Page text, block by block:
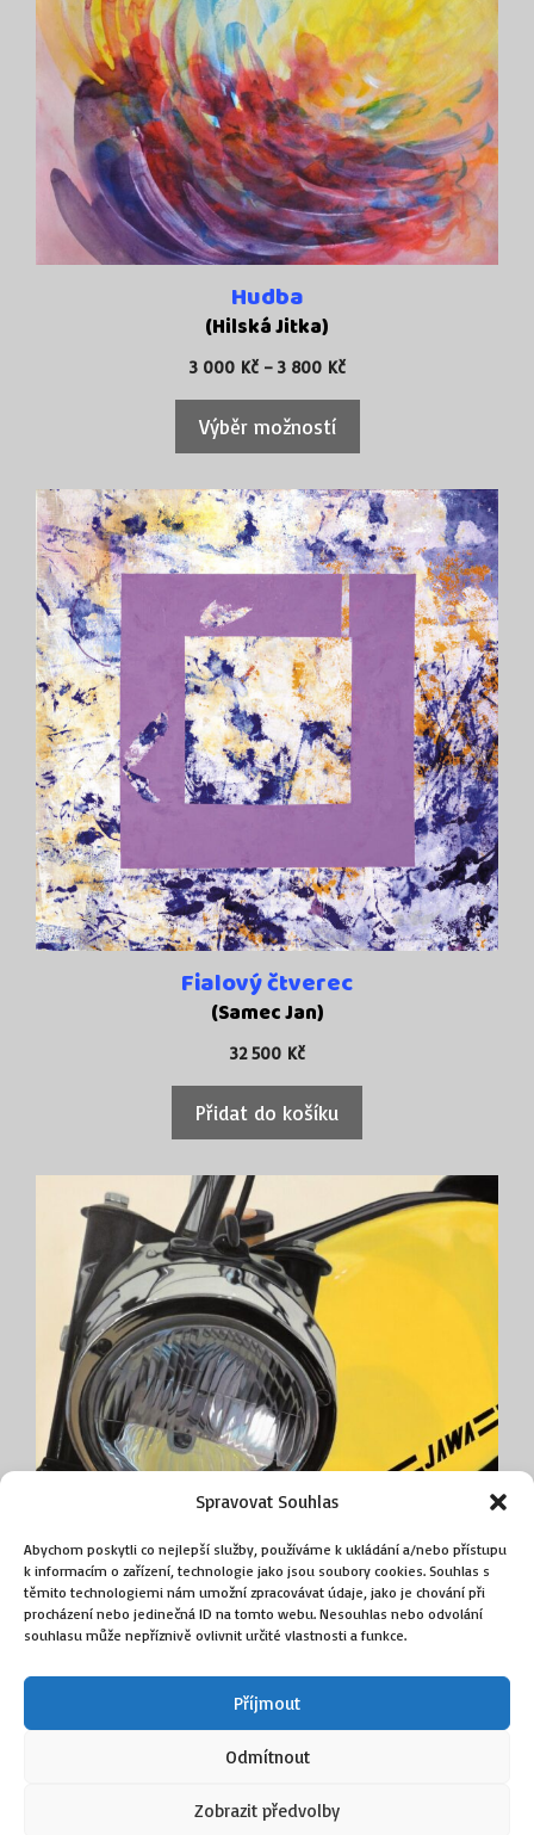
Spravovat Souhlas
Abychom poskytli co nejlepší služby, používáme k ukládání a/nebo přístupu
k informacím o zařízení, technologie jako jsou soubory cookies. Souhlas s
těmito technologiemi nám umožní zpracovávat údaje, jako je chování při
procházení nebo jedinečná ID na tomto webu. Nesouhlas nebo odvolání
souhlasu může nepříznivě ovlivnit určité vlastnosti a funkce.
Příjmout
Odmítnout
Zobrazit předvolby
Hudba
(Hilská Jitka)
3 000 Kč – 3 800 KčRozpětí
3
800 Kč
Výběr možností
má
více
variant.
Možnosti
lze
vybrat
na
stránce
produktu
Fialový čtverec
(Samec Jan)
32 500 Kč
Přidat do košíku
Jawa 23 Mustang
(Sika Václav)
Přidat do košíku